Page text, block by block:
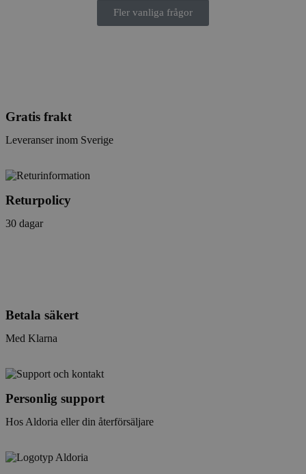
Fler vanliga frågor
Gratis frakt
Leveranser inom Sverige
Returpolicy
30 dagar
Betala säkert
Med Klarna
Personlig support
Hos Aldoria eller din återförsäljare